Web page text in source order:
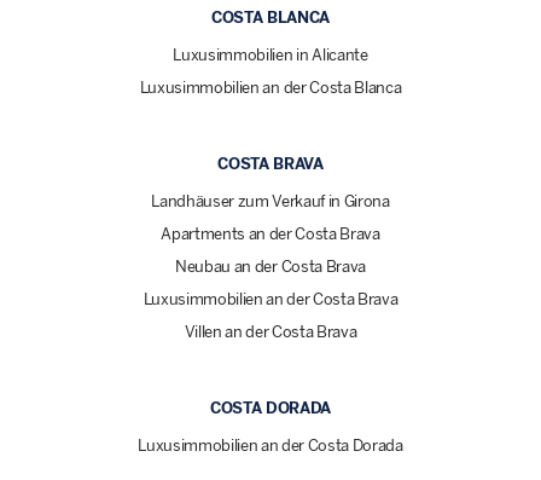
COSTA BLANCA
Luxusimmobilien in Alicante
Luxusimmobilien an der Costa Blanca
COSTA BRAVA
Landhäuser zum Verkauf in Girona
Apartments an der Costa Brava
Neubau an der Costa Brava
Luxusimmobilien an der Costa Brava
Villen an der Costa Brava
COSTA DORADA
Luxusimmobilien an der Costa Dorada